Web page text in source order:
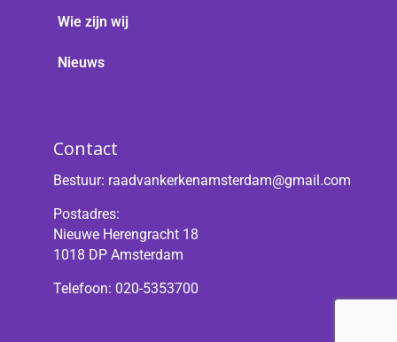
Wie zijn wij
Nieuws
Contact
Bestuur: raadvankerkenamsterdam@gmail.com
Postadres:
Nieuwe Herengracht 18
1018 DP Amsterdam
Telefoon: 020-5353700